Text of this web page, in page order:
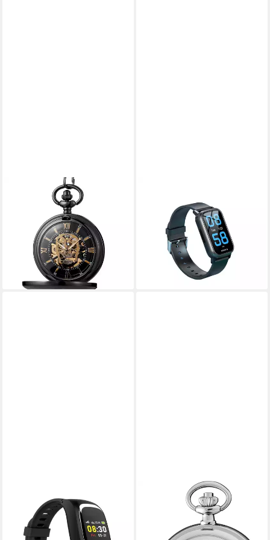
Taschenuhr GothicTime
Totenkopf Taschenuhr –
Mechanische Skelettuhr
49,00 €
lieferbar - in 3-4 Werktagen bei dir
Krankenpflegeuhr GPS-
Smartwatch für Senioren
NC92E mit SOS
229,90 €
lieferbar - in 2-3 Werktagen bei dir
Krankenpflegeuhr Notrufuhr
mit aktivierter SIM &
GeoTRAX Portal
Taschenuhr Regent
Taschenuhr für Damen
Herren P-18, (Analoguhr),